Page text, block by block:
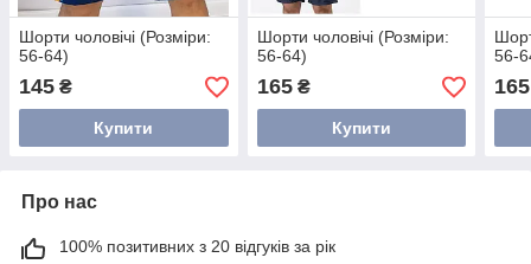
Шорти чоловічі (Розміри:
56-64)
145 ₴
Купити
Шорти чоловічі (Розміри:
56-64)
165₴
Купити
56-
165
Про нас
100% позитивних з 20 відгуків за рік